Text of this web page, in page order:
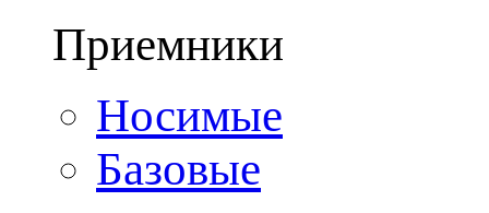
Приемники
Носимые
Базовые